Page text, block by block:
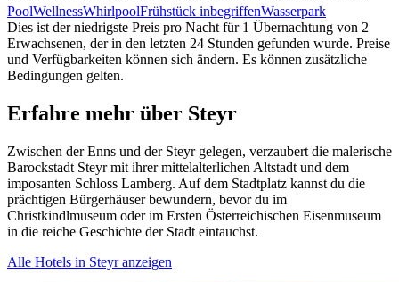
PoolWellnessWhirlpoolFrühstück inbegriffenWasserpark
Dies ist der niedrigste Preis pro Nacht für 1 Übernachtung von 2
Erwachsenen, der in den letzten 24 Stunden gefunden wurde. Preise
und Verfügbarkeiten können sich ändern. Es können zusätzliche
Bedingungen gelten.
Erfahre mehr über Steyr
Zwischen der Enns und der Steyr gelegen, verzaubert die malerische
Barockstadt Steyr mit ihrer mittelalterlichen Altstadt und dem
imposanten Schloss Lamberg. Auf dem Stadtplatz kannst du die
prächtigen Bürgerhäuser bewundern, bevor du im
Christkindlmuseum oder im Ersten Österreichischen Eisenmuseum
in die reiche Geschichte der Stadt eintauchst.
Alle Hotels in Steyr anzeigen